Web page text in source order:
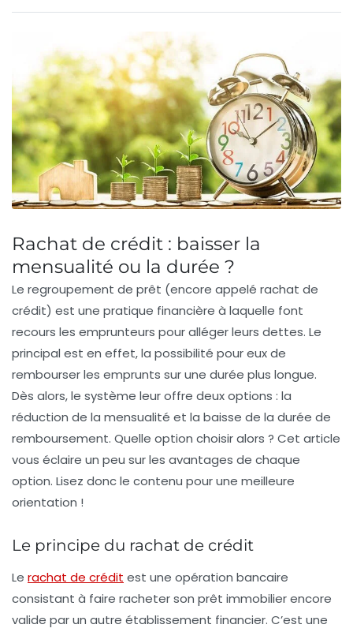
Rachat de crédit : baisser la
mensualité ou la durée ?
Le regroupement de prêt (encore appelé rachat de
crédit) est une pratique financière à laquelle font
recours les emprunteurs pour alléger leurs dettes. Le
principal est en effet, la possibilité pour eux de
rembourser les emprunts sur une durée plus longue.
Dès alors, le système leur offre deux options : la
réduction de la mensualité et la baisse de la durée de
remboursement. Quelle option choisir alors ? Cet article
vous éclaire un peu sur les avantages de chaque
option. Lisez donc le contenu pour une meilleure
orientation !
Le principe du rachat de crédit
Le rachat de crédit est une opération bancaire
consistant à faire racheter son prêt immobilier encore
valide par un autre établissement financier. C’est une